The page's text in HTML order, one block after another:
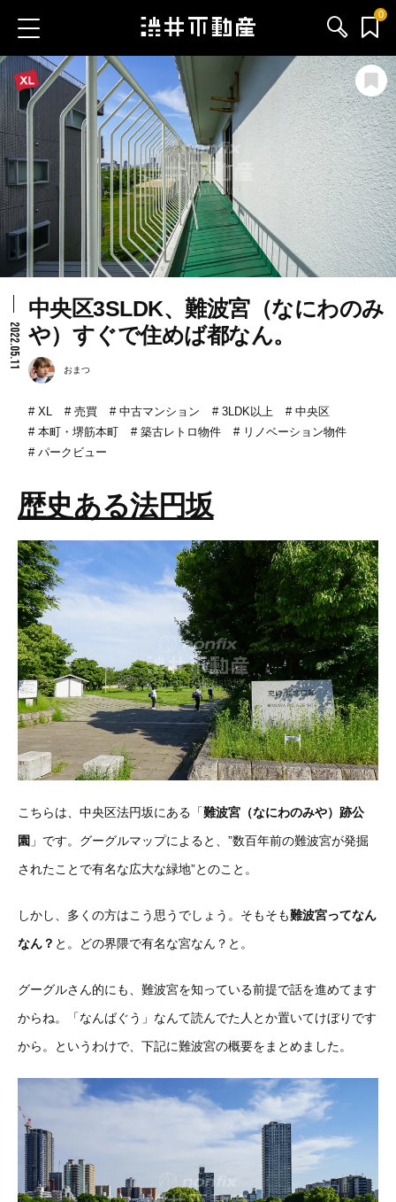
0
お気に入り物件 お問い合わせ
ブログ
サービス内容
渋井不動産のメンバー
会社情報
2022.05.11
中央区3SLDK、難波宮（なにわのみ
や）すぐで住めば都なん。
おまつ
XL 売買 中古マンション 3LDK以上
中央区
本町・堺筋本町
築古レトロ物件
リノベーション物件
パークビュー
歴史ある法円坂
こちらは、中央区法円坂にある「難波宮（なにわのみや）跡公
園 」です。グーグルマップによると、”数百年前の難波宮が発掘
されたことで有名な広大な緑地”とのこと。
しかし、多くの方はこう思うでしょう。そもそも難波宮ってなん
なん？ と。どの界隈で有名な宮なん？と。
グーグルさん的にも、難波宮を知っている前提で話を進めてます
からね。「なんばぐう」なんて読んでた人とか置いてけぼりです
から。というわけで、下記に難波宮の概要をまとめました。